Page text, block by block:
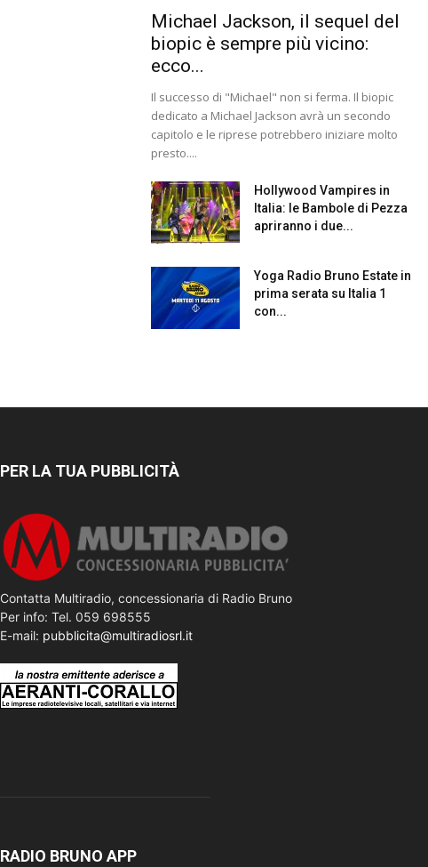
Michael Jackson, il sequel del
biopic è sempre più vicino:
ecco...
Il successo di "Michael" non si ferma. Il biopic
dedicato a Michael Jackson avrà un secondo
capitolo e le riprese potrebbero iniziare molto
presto....
Hollywood Vampires in
Italia: le Bambole di Pezza
apriranno i due...
Yoga Radio Bruno Estate in
prima serata su Italia 1
con...
PER LA TUA PUBBLICITÀ
Contatta Multiradio, concessionaria di Radio Bruno
Per info: Tel. 059 698555
E-mail: pubblicita@multiradiosrl.it
RADIO BRUNO APP